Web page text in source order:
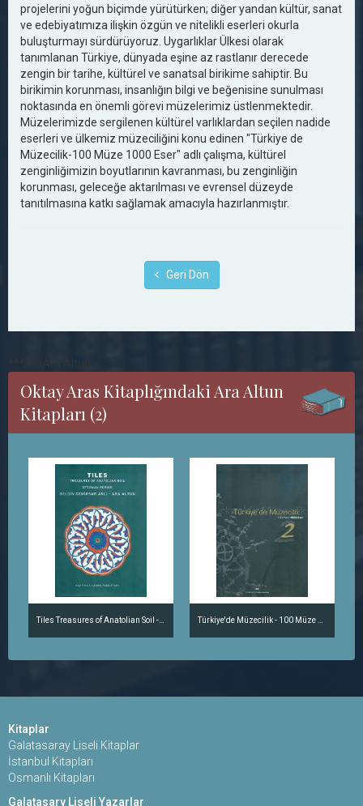
projelerini yoğun biçimde yürütürken; diğer yandan kültür, sanat
ve edebiyatımıza ilişkin özgün ve nitelikli eserleri okurla
buluşturmayı sürdürüyoruz. Uygarlıklar Ülkesi olarak
tanımlanan Türkiye, dünyada eşine az rastlanır derecede
zengin bir tarihe, kültürel ve sanatsal birikime sahiptir. Bu
birikimin korunması, insanlığın bilgi ve beğenisine sunulması
noktasında en önemli görevi müzelerimiz üstlenmektedir.
Müzelerimizde sergilenen kültürel varlıklardan seçilen nadide
eserleri ve ülkemiz müzeciliğini konu edinen "Türkiye de
Müzecilik-100 Müze 1000 Eser" adlı çalışma, kültürel
zenginliğimizin boyutlarının kavranması, bu zenginliğin
korunması, geleceğe aktarılması ve evrensel düzeyde
tanıtılmasına katkı sağlamak amacıyla hazırlanmıştır.
Geri Dön
******Ara Altun
Oktay Aras Kitaplığındaki Ara Altun
Kitapları (2)
Kitaplar
Galatasaray Liseli Kitaplar
İstanbul Kitapları
Osmanlı Kitapları
Galatasary Liseli Yazarlar